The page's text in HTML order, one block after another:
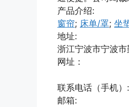
产品介绍:
窗帘; 床单/罩; 坐
地址:
浙江宁波市宁波
网址：
联系电话（手机）:
邮箱: